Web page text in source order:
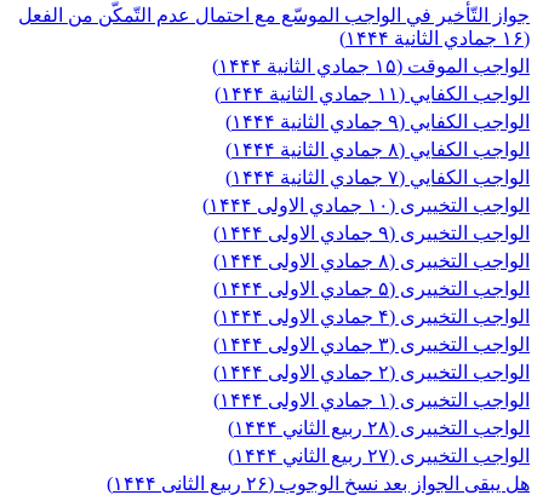
جواز التّأخير في الواجب الموسّع مع احتمال عدم التّمكّن من الفعل
(۱۶ جمادي الثانیة ۱۴۴۴)
الواجب الموقت (۱۵ جمادي الثانية ۱۴۴۴)
الواجب الكفايي (۱۱ جمادي الثانیة ۱۴۴۴)
الواجب الكفايي (۹ جمادي الثانیة ۱۴۴۴)
الواجب الكفايي (۸ جمادي الثانیة ۱۴۴۴)
الواجب الكفايي (۷ جمادي الثانیة ۱۴۴۴)
الواجب التخییری (۱۰ جمادي الاولی ۱۴۴۴)
الواجب التخییری (۹ جمادي الاولی ۱۴۴۴)
الواجب التخییری (۸ جمادي الاولی ۱۴۴۴)
الواجب التخییری (۵ جمادي الاولی ۱۴۴۴)
الواجب التخییری (۴ جمادي الاولی ۱۴۴۴)
الواجب التخییری (۳ جمادي الاولی ۱۴۴۴)
الواجب التخییری (۲ جمادي الاولی ۱۴۴۴)
الواجب التخییری (۱ جمادي الاولی ۱۴۴۴)
الواجب التخییری (۲۸ ربيع الثاني ۱۴۴۴)
الواجب التخییری (۲۷ ربيع الثاني ۱۴۴۴)
هل يبقی الجواز بعد نسخ الوجوب (۲۶ ربیع الثانی ۱۴۴۴)